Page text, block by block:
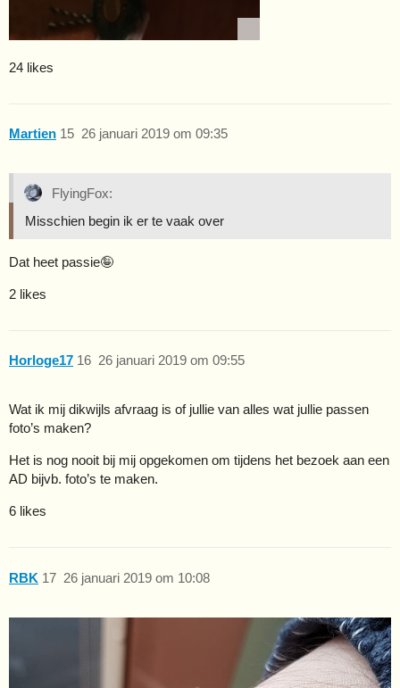
24 likes
Martien 26 januari 2019 om 09:35
15
FlyingFox:
Misschien begin ik er te vaak over
Dat heet passie🤪
2 likes
Horloge17 26 januari 2019 om 09:55
16
Wat ik mij dikwijls afvraag is of jullie van alles wat jullie passen
foto’s maken?
Het is nog nooit bij mij opgekomen om tijdens het bezoek aan een
AD bijvb. foto’s te maken.
6 likes
RBK 26 januari 2019 om 10:08
17